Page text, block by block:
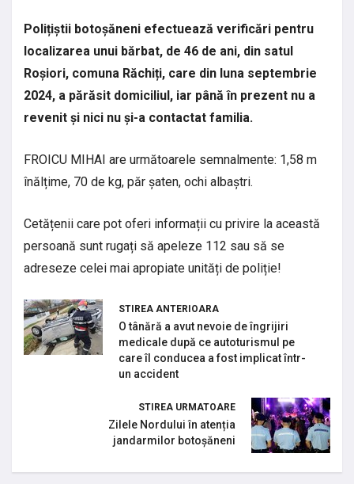
Polițiștii botoșăneni efectuează verificări pentru
localizarea unui bărbat, de 46 de ani, din satul
Roșiori, comuna Răchiți, care din luna septembrie
2024, a părăsit domiciliul, iar până în prezent nu a
revenit și nici nu și-a contactat familia.
FROICU MIHAI are următoarele semnalmente: 1,58 m
înălțime, 70 de kg, păr șaten, ochi albaștri.
Cetățenii care pot oferi informații cu privire la această
persoană sunt rugați să apeleze 112 sau să se
adreseze celei mai apropiate unități de poliție!
STIREA ANTERIOARA
O tânără a avut nevoie de îngrijiri
medicale după ce autoturismul pe
care îl conducea a fost implicat într-
un accident
STIREA URMATOARE
Zilele Nordului în atenția
jandarmilor botoșăneni